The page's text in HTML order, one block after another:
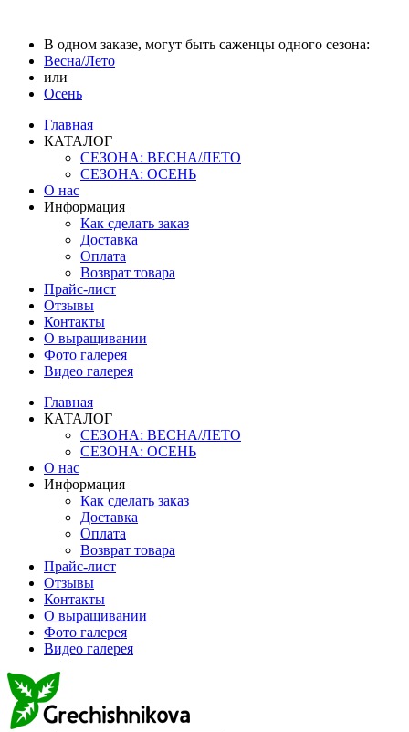
В одном заказе, могут быть саженцы одного сезона:
Весна/Лето
или
Осень
Главная
КАТАЛОГ
СЕЗОНА: ВЕСНА/ЛЕТО
СЕЗОНА: ОСЕНЬ
О нас
Информация
Как сделать заказ
Доставка
Оплата
Возврат товара
Прайс-лист
Отзывы
Контакты
О выращивании
Фото галерея
Видео галерея
Главная
КАТАЛОГ
СЕЗОНА: ВЕСНА/ЛЕТО
СЕЗОНА: ОСЕНЬ
О нас
Информация
Как сделать заказ
Доставка
Оплата
Возврат товара
Прайс-лист
Отзывы
Контакты
О выращивании
Фото галерея
Видео галерея